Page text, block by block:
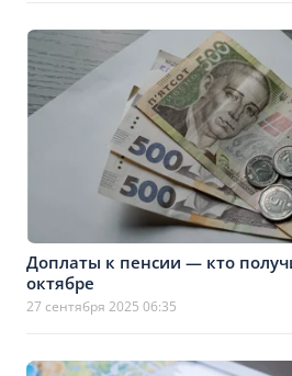
Доплаты к пенсии — кто
октябре
27 сентября 2025 06:35